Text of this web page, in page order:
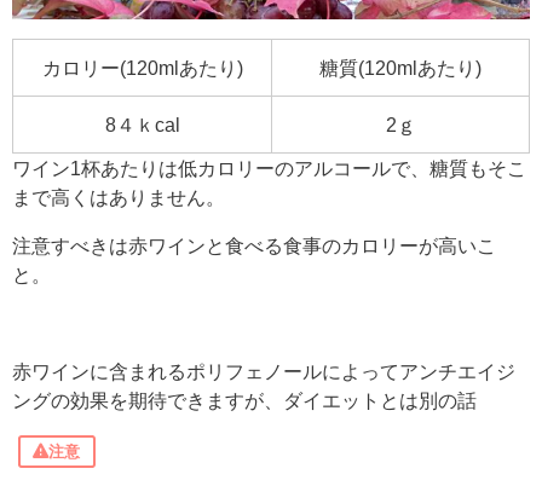
カロリー(120mlあたり) 糖質(120mlあたり)
8４ｋcal 2ｇ
ワイン1杯あたりは低カロリーのアルコールで、 糖質もそこ
まで高くはありません。
注意すべきは赤ワインと食べる食事のカロリーが高いこ
と。
赤ワインに含まれるポリフェノールによってアンチエイジ
ングの効果を期待できますが、ダイエットとは別の話
注意